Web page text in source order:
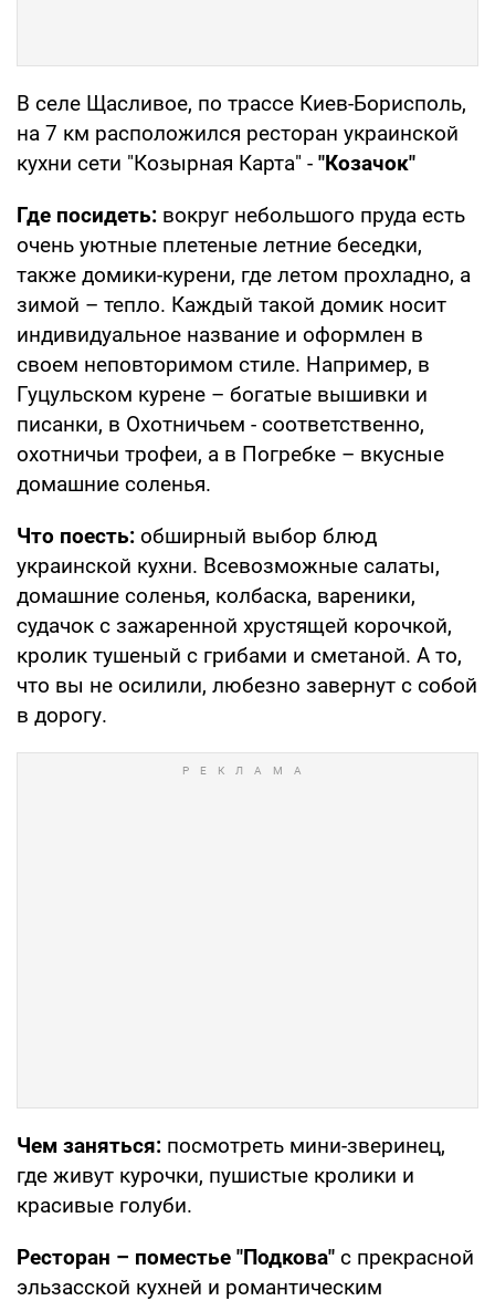
В селе Щасливое, по трассе Киев-Борисполь,
на 7 км расположился ресторан украинской
кухни сети "Козырная Карта" - "Козачок"
Где посидеть: вокруг небольшого пруда есть
очень уютные плетеные летние беседки,
также домики-курени, где летом прохладно, а
зимой – тепло. Каждый такой домик носит
индивидуальное название и оформлен в
своем неповторимом стиле. Например, в
Гуцульском курене – богатые вышивки и
писанки, в Охотничьем - соответственно,
охотничьи трофеи, а в Погребке – вкусные
домашние соленья.
Что поесть: обширный выбор блюд
украинской кухни. Всевозможные салаты,
домашние соленья, колбаска, вареники,
судачок с зажаренной хрустящей корочкой,
кролик тушеный с грибами и сметаной. А то,
что вы не осилили, любезно завернут с собой
в дорогу.
Чем заняться: посмотреть мини-зверинец,
где живут курочки, пушистые кролики и
красивые голуби.
Ресторан – поместье "Подкова" с прекрасной
эльзасской кухней и романтическим